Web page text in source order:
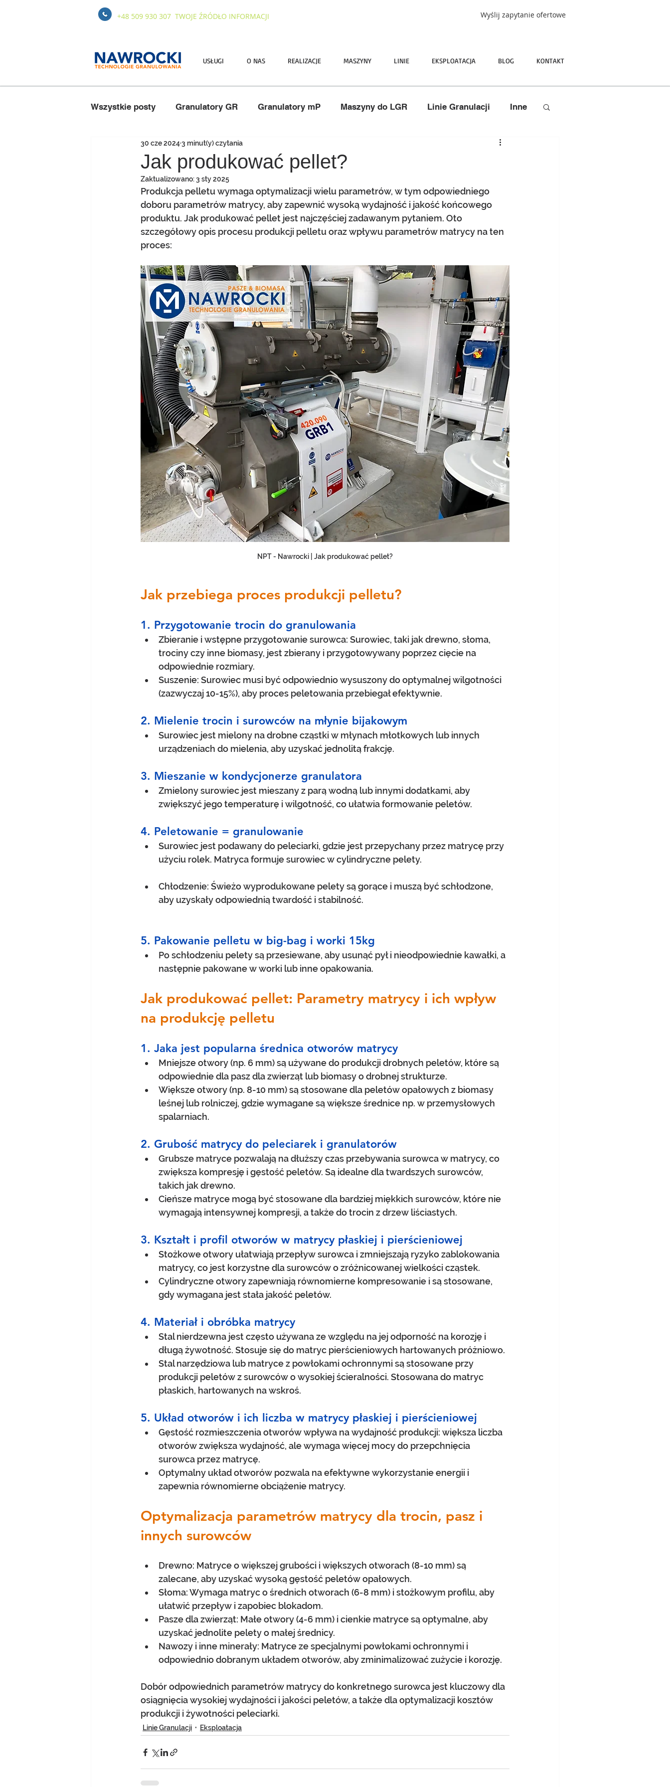
Wyślij zapytanie ofertowe
+48 509 930 307 TWOJE ŹRÓDŁO INFORMACJI
USŁUGI O NAS REALIZACJE MASZYNY LINIE EKSPLOATACJA BLOG KONTAKT
Wszystkie posty Granulatory GR Granulatory mP Maszyny do LGR Linie Granulacji Inne
Eksploatacja Słoma i siano
Jak produkować pellet?
30 cze 20243 minut(y) czytania
Zaktualizowano:3 sty 2025
Produkcja pelletu wymaga optymalizacji wielu parametrów, w tym odpowiedniego
doboru parametrów matrycy, aby zapewnić wysoką wydajność i jakość końcowego
produktu. Jak produkować pellet jest najczęściej zadawanym pytaniem. Oto
szczegółowy opis procesu produkcji pelletu oraz wpływu parametrów matrycy na ten
proces:
NPT - Nawrocki | Jak produkować pellet?
Jak przebiega proces produkcji pelletu?
1. Przygotowanie trocin do granulowania
Zbieranie i wstępne przygotowanie surowca: Surowiec, taki jak drewno, słoma,
trociny czy inne biomasy, jest zbierany i przygotowywany poprzez cięcie na
odpowiednie rozmiary.
Suszenie: Surowiec musi być odpowiednio wysuszony do optymalnej wilgotności
(zazwyczaj 10-15%), aby proces peletowania przebiegał efektywnie.
2. Mielenie trocin i surowców na młynie bijakowym
Surowiec jest mielony na drobne cząstki w młynach młotkowych lub innych
urządzeniach do mielenia, aby uzyskać jednolitą frakcję.
3. Mieszanie w kondycjonerze granulatora
Zmielony surowiec jest mieszany z parą wodną lub innymi dodatkami, aby
zwiększyć jego temperaturę i wilgotność, co ułatwia formowanie peletów.
4. Peletowanie = granulowanie
Surowiec jest podawany do peleciarki, gdzie jest przepychany przez matrycę przy
użyciu rolek. Matryca formuje surowiec w cylindryczne pelety.
Chłodzenie: Świeżo wyprodukowane pelety są gorące i muszą być schłodzone,
aby uzyskały odpowiednią twardość i stabilność.
5. Pakowanie pelletu w big-bag i worki 15kg
Po schłodzeniu pelety są przesiewane, aby usunąć pył i nieodpowiednie kawałki, a
następnie pakowane w worki lub inne opakowania.
Jak produkować pellet: Parametry matrycy i ich wpływ
na produkcję pelletu
1. Jaka jest popularna średnica otworów matrycy
Mniejsze otwory (np. 6 mm) są używane do produkcji drobnych peletów, które są
odpowiednie dla pasz dla zwierząt lub biomasy o drobnej strukturze.
Większe otwory (np. 8-10 mm) są stosowane dla peletów opałowych z biomasy
leśnej lub rolniczej, gdzie wymagane są większe średnice np. w przemysłowych
spalarniach.
2. Grubość matrycy do peleciarek i granulatorów
Grubsze matryce pozwalają na dłuższy czas przebywania surowca w matrycy, co
zwiększa kompresję i gęstość peletów. Są idealne dla twardszych surowców,
takich jak drewno.
Cieńsze matryce mogą być stosowane dla bardziej miękkich surowców, które nie
wymagają intensywnej kompresji, a także do trocin z drzew liściastych.
3. Kształt i profil otworów w matrycy płaskiej i pierścieniowej
Stożkowe otwory ułatwiają przepływ surowca i zmniejszają ryzyko zablokowania
matrycy, co jest korzystne dla surowców o zróżnicowanej wielkości cząstek.
Cylindryczne otwory zapewniają równomierne kompresowanie i są stosowane,
gdy wymagana jest stała jakość peletów.
4. Materiał i obróbka matrycy
Stal nierdzewna jest często używana ze względu na jej odporność na korozję i
długą żywotność. Stosuje się do matryc pierścieniowych hartowanych próżniowo.
Stal narzędziowa lub matryce z powłokami ochronnymi są stosowane przy
produkcji peletów z surowców o wysokiej ścieralności. Stosowana do matryc
płaskich, hartowanych na wskroś.
5. Układ otworów i ich liczba w matrycy płaskiej i pierścieniowej
Gęstość rozmieszczenia otworów wpływa na wydajność produkcji: większa liczba
otworów zwiększa wydajność, ale wymaga więcej mocy do przepchnięcia
surowca przez matrycę.
Optymalny układ otworów pozwala na efektywne wykorzystanie energii i
zapewnia równomierne obciążenie matrycy.
Optymalizacja parametrów matrycy dla trocin, pasz i
innych surowców
Drewno: Matryce o większej grubości i większych otworach (8-10 mm) są
zalecane, aby uzyskać wysoką gęstość peletów opałowych.
Słoma: Wymaga matryc o średnich otworach (6-8 mm) i stożkowym profilu, aby
ułatwić przepływ i zapobiec blokadom.
Pasze dla zwierząt: Małe otwory (4-6 mm) i cienkie matryce są optymalne, aby
uzyskać jednolite pelety o małej średnicy.
Nawozy i inne minerały: Matryce ze specjalnymi powłokami ochronnymi i
odpowiednio dobranym układem otworów, aby zminimalizować zużycie i korozję.
Dobór odpowiednich parametrów matrycy do konkretnego surowca jest kluczowy dla
osiągnięcia wysokiej wydajności i jakości peletów, a także dla optymalizacji kosztów
produkcji i żywotności peleciarki.
Linie Granulacji Eksploatacja